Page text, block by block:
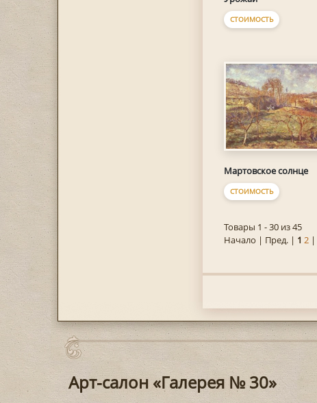
СТОИМОСТЬ
Мартовское солнце
СТОИМОСТЬ
Товары 1 - 30 из 45
Начало | Пред. | 1 2|
Арт-салон «Галерея № 30»